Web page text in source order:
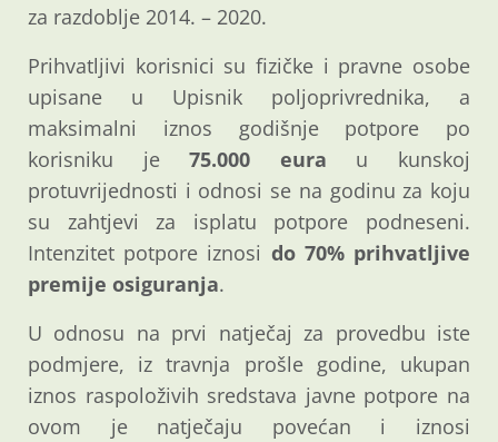
za razdoblje 2014. – 2020.
Prihvatljivi korisnici su fizičke i pravne osobe
upisane u Upisnik poljoprivrednika, a
maksimalni iznos godišnje potpore po
korisniku je75.000 eura u kunskoj
protuvrijednosti i odnosi se na godinu za koju
su zahtjevi za isplatu potpore podneseni.
Intenzitet potpore iznosi do 70% prihvatljive
premije osiguranja.
U odnosu na prvi natječaj za provedbu iste
podmjere, iz travnja prošle godine, ukupan
iznos raspoloživih sredstava javne potpore na
ovom je natječaju povećan i iznosi